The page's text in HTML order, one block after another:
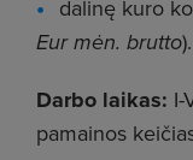
dalinę kuro
Eur mėn. brutto).
Darbo laikas: I-
pamainos